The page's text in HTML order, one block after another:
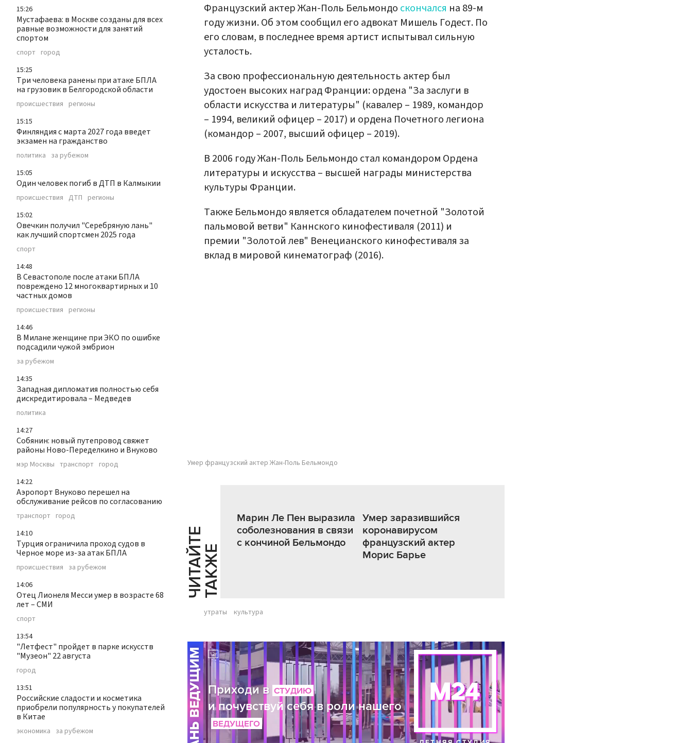
15:26
Мустафаева: в Москве созданы для всех
равные возможности для занятий
спортом
спорт город
15:25
Три человека ранены при атаке БПЛА
на грузовик в Белгородской области
происшествия регионы
15:15
Финляндия с марта 2027 года введет
экзамен на гражданство
политика за рубежом
15:05
Один человек погиб в ДТП в Калмыкии
происшествия ДТП регионы
15:02
Овечкин получил "Серебряную лань"
как лучший спортсмен 2025 года
спорт
14:48
В Севастополе после атаки БПЛА
повреждено 12 многоквартирных и 10
частных домов
происшествия регионы
14:46
В Милане женщине при ЭКО по ошибке
подсадили чужой эмбрион
за рубежом
14:35
Западная дипломатия полностью себя
дискредитировала – Медведев
политика
14:27
Собянин: новый путепровод свяжет
районы Ново-Переделкино и Внуково
мэр Москвы транспорт город
14:22
Аэропорт Внуково перешел на
обслуживание рейсов по согласованию
транспорт город
14:10
Турция ограничила проход судов в
Черное море из-за атак БПЛА
происшествия за рубежом
14:06
Отец Лионеля Месси умер в возрасте 68
лет – СМИ
спорт
13:54
"Летфест" пройдет в парке искусств
"Музеон" 22 августа
город
13:51
Российские сладости и косметика
приобрели популярность у покупателей
в Китае
экономика за рубежом
Французский актер Жан-Поль Бельмондо скончался на 89-м
году жизни. Об этом сообщил его адвокат Мишель Годест. По
его словам, в последнее время артист испытывал сильную
усталость.
За свою профессиональную деятельность актер был
удостоен высоких наград Франции: ордена "За заслуги в
области искусства и литературы" (кавалер – 1989, командор
– 1994, великий офицер – 2017) и ордена Почетного легиона
(командор – 2007, высший офицер – 2019).
В 2006 году Жан-Поль Бельмондо стал командором Ордена
литературы и искусства – высшей награды министерства
культуры Франции.
Также Бельмондо является обладателем почетной "Золотой
пальмовой ветви" Каннского кинофестиваля (2011) и
премии "Золотой лев" Венецианского кинофестиваля за
вклад в мировой кинематограф (2016).
Умер французский актер Жан-Поль Бельмондо
Ч
И
Т
АЙ
Т
Е
Т
А
К
ЖЕ
Марин Ле Пен выразила
соболезнования в связи
с кончиной Бельмондо
Умер заразившийся
коронавирусом
французский актер
Морис Барье
утраты культура